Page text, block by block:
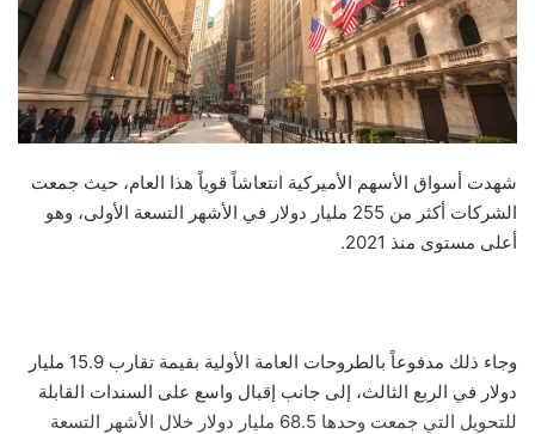
شهدت أسواق الأسهم الأميركية انتعاشاً قوياً هذا العام، حيث جمعت
الشركات أكثر من 255 مليار دولار في الأشهر التسعة الأولى، وهو
أعلى مستوى منذ 2021.
وجاء ذلك مدفوعاً بالطروحات العامة الأولية بقيمة تقارب 15.9 مليار
دولار في الربع الثالث، إلى جانب إقبال واسع على السندات القابلة
للتحويل التي جمعت وحدها 68.5 مليار دولار خلال الأشهر التسعة